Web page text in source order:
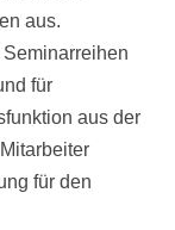
aus.
für
aus der
für den